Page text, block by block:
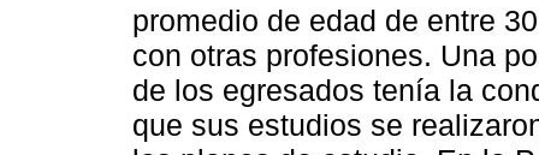
promedio de edad de entre
con otras profesiones. Una
de los egresados tenía la
que sus estudios se